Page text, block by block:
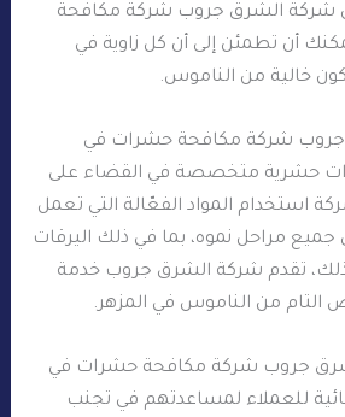
شركة الشرق جروب شركة مكافحة
أن تطمئن إلى أن كل زاوية في
خالية من الناموس.
جروب شركة مكافحة حشرات في
حشرية متخصصة في القضاء على
استخدام المواد الفعّالة التي تعمل
مراحل نموه، بما في ذلك اليرقات
تقدم شركة الشرق جروب خدمة
من الناموس في المزهر.
جروب شركة مكافحة حشرات في
للعملاء لمساعدتهم في تجنب